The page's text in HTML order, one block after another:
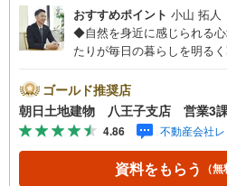
おすすめポイント 小山 拓人
◆自然を身近に感じられる
たりが毎日の暮らしを明る
上！建て替えにも、土地と
場には、ベビーベッドや キ
ります。 小さなお子様連れ
い！資料請求、住宅ローン
ください！スタッフ25名で
い情報を多数ご用意してお
ゴールド推奨店
朝日土地建物 八王子支店 営業3
4.86 不動産会社
資料をもらう （無